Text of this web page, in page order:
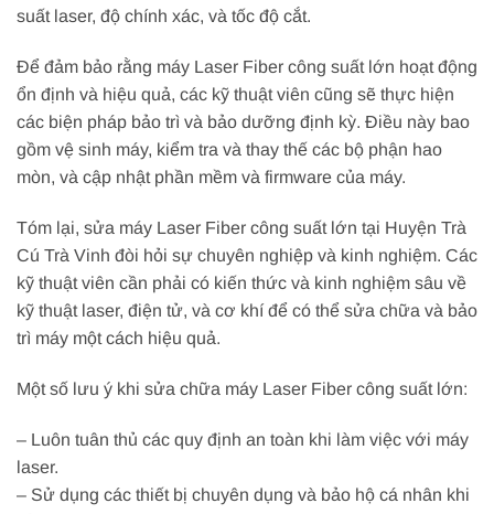
suất laser, độ chính xác, và tốc độ cắt.
Để đảm bảo rằng máy Laser Fiber công suất lớn hoạt động
ổn định và hiệu quả, các kỹ thuật viên cũng sẽ thực hiện
các biện pháp bảo trì và bảo dưỡng định kỳ. Điều này bao
gồm vệ sinh máy, kiểm tra và thay thế các bộ phận hao
mòn, và cập nhật phần mềm và firmware của máy.
Tóm lại, sửa máy Laser Fiber công suất lớn tại Huyện Trà
Cú Trà Vinh đòi hỏi sự chuyên nghiệp và kinh nghiệm. Các
kỹ thuật viên cần phải có kiến thức và kinh nghiệm sâu về
kỹ thuật laser, điện tử, và cơ khí để có thể sửa chữa và bảo
trì máy một cách hiệu quả.
Một số lưu ý khi sửa chữa máy Laser Fiber công suất lớn:
– Luôn tuân thủ các quy định an toàn khi làm việc với máy
laser.
– Sử dụng các thiết bị chuyên dụng và bảo hộ cá nhân khi